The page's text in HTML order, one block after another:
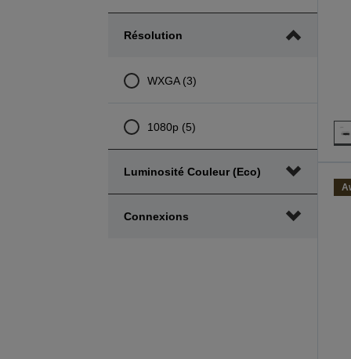
Résolution
WXGA (3)
1080p (5)
Luminosité Couleur (eco)
Connexions